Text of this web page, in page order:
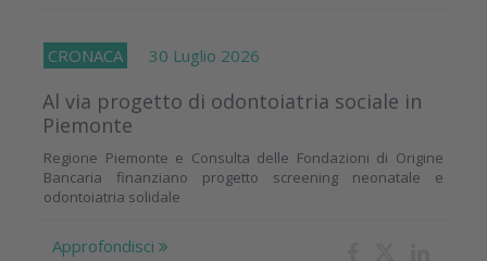
CRONACA 30 Luglio 2026
Al via progetto di odontoiatria sociale in
Piemonte
Regione Piemonte e Consulta delle Fondazioni di Origine
Bancaria finanziano progetto screening neonatale e
odontoiatria solidale
Approfondisci